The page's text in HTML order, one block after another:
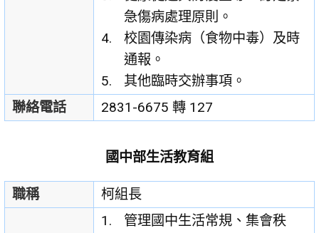
急傷病處理原則。
校園傳染病（食物中毒）及時
通報。
其他臨時交辦事項。
聯絡電話
2831-6675 轉 127
國中部生活教育組
職稱 柯組長
管理國中生活常規、集會秩